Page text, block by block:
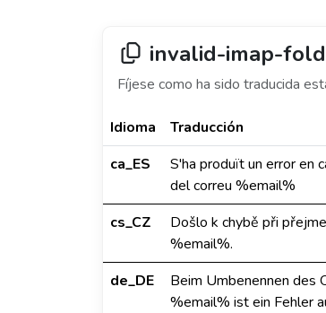
invalid-imap-
Fíjese como ha sido traducida
Idioma Traducción
ca_ES
S'ha produït un error en
del correu %email%
cs_CZ
Došlo k chybě při
%email%.
de_DE
Beim Umbenennen des
%email% ist ein Fehler